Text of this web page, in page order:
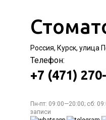
Россия, Курск, улица
Телефон:
+7 (471)
Пн-пт: 09:00—20:00; сб:
записи